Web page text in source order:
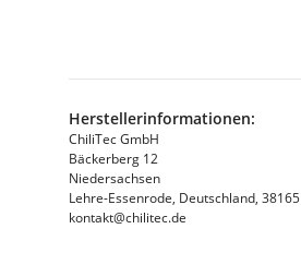
Herstellerinformationen:
ChiliTec GmbH
Bäckerberg 12
Niedersachsen
Lehre-Essenrode, Deutschland, 38165
kontakt@chilitec.de